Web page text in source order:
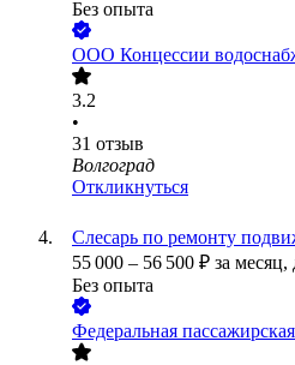
Без опыта
ООО Концессии
3.2
•
31 отзыв
Волгоград
Откликнуться
Слесарь по ремонту
55 000 – 56 500 ₽ за месяц,
Без опыта
Федеральная